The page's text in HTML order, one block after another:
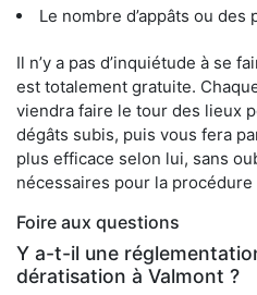
Le nombre d’appâts ou des
Il n’y a pas d’inquiétude à se
est totalement gratuite.
viendra faire le tour des lieux
dégâts subis, puis vous fera
plus efficace selon lui, sans
nécessaires pour la
Foire aux questions
Y a-t-il une
dératisation à Valmont ?